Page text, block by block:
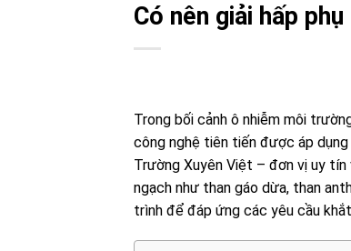
Có nên giải hấp
Trong bối cảnh ô nhiễm môi
công nghệ tiên tiến được áp
Trường Xuyên Việt – đơn vị uy
ngạch như than gáo dừa, than
trình để đáp ứng các yêu cầu